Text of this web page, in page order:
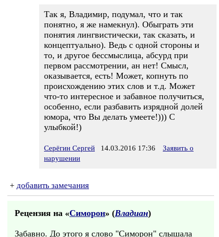
Так я, Владимир, подумал, что и так
понятно, я же намекнул). Обыграть эти
понятия лингвистически, так сказать, и
концептуально). Ведь с одной стороны и
то, и другое бессмыслица, абсурд при
первом рассмотрении, ан нет! Смысл,
оказывается, есть! Может, копнуть по
происхождению этих слов и т.д. Может
что-то интересное и забавное получиться,
особенно, если разбавить изрядной долей
юмора, что Вы делать умеете!))) С
улыбкой!)
Серёгин Сергей 14.03.2016 17:36
Заявить о
нарушении
+ добавить замечания
Рецензия на «Симорон» (Владиан)
Забавно. До этого я слово "Симорон" слышала